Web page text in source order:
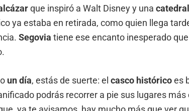
que inspiró a Walt Disney y una catedral
ya estaba en retirada, como quien llega
Segovia tiene ese encanto inesperado
un día, estás de suerte: el casco históricoes
podrás recorrer a pie sus lugares